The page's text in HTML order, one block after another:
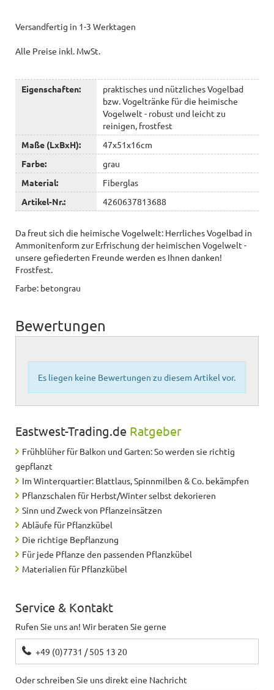
Versandfertig in 1-3 Werktagen
Alle Preise inkl. MwSt.
Eigenschaften:
praktisches und nützliches Vogelbad
bzw. Vogeltränke für die heimische
Vogelwelt - robust und leicht zu
reinigen, frostfest
Maße (LxBxH):
47x51x16cm
Farbe:
grau
Material:
Fiberglas
Artikel-Nr.:
4260637813688
Da freut sich die heimische Vogelwelt: Herrliches Vogelbad in
Ammonitenform zur Erfrischung der heimischen Vogelwelt -
unsere gefiederten Freunde werden es Ihnen danken!
Frostfest.
Farbe: betongrau
Bewertungen
Es liegen keine Bewertungen zu diesem Artikel vor.
Eastwest-Trading.de Ratgeber
Frühblüher für Balkon und Garten: So werden sie richtig
gepflanzt
Im Winterquartier: Blattlaus, Spinnmilben & Co. bekämpfen
Pflanzschalen für Herbst/Winter selbst dekorieren
Sinn und Zweck von Pflanzeinsätzen
Abläufe für Pflanzkübel
Die richtige Bepflanzung
Für jede Pflanze den passenden Pflanzkübel
Materialien für Pflanzkübel
Service & Kontakt
Rufen Sie uns an! Wir beraten Sie gerne
+49 (0)7731 / 505 13 20
Oder schreiben Sie uns direkt eine Nachricht